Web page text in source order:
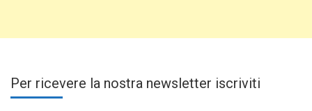
Per ricevere la nostra newsletter iscriviti